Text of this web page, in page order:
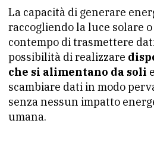
La capacità di generare
raccogliendo la luce solare
contempo di trasmettere
possibilità di realizzare
che si alimentano da soli
scambiare dati in modo
senza nessun impatto
umana.